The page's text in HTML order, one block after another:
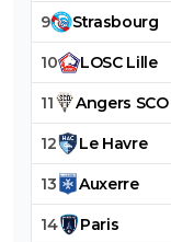
9 Strasbourg
10 LOSC Lille
11 Angers SCO
12 Le Havre
13 Auxerre
14 Paris